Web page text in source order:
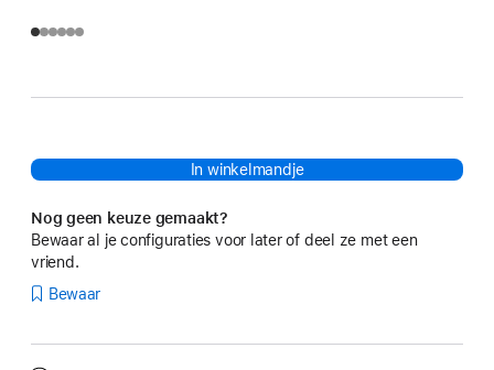
In winkelmandje
Nog geen keuze gemaakt?
Bewaar al je configuraties voor later of deel ze met een
vriend.
Bewaar